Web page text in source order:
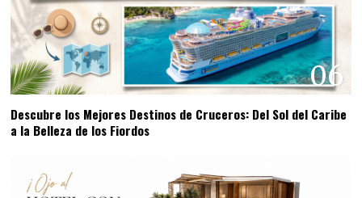
06
Descubre los Mejores Destinos de Cruceros: Del Sol del Caribe
a la Belleza de los Fiordos